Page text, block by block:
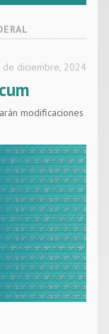
de diciembre, 2024
modificaciones